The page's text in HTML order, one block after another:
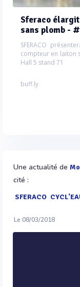
Sferaco
sans plomb -
SFERACO
compteur en laiton
Hall 5 stand 71
buff.ly
Une actualité de
cité :
SFERACO
Le 08/03/2018